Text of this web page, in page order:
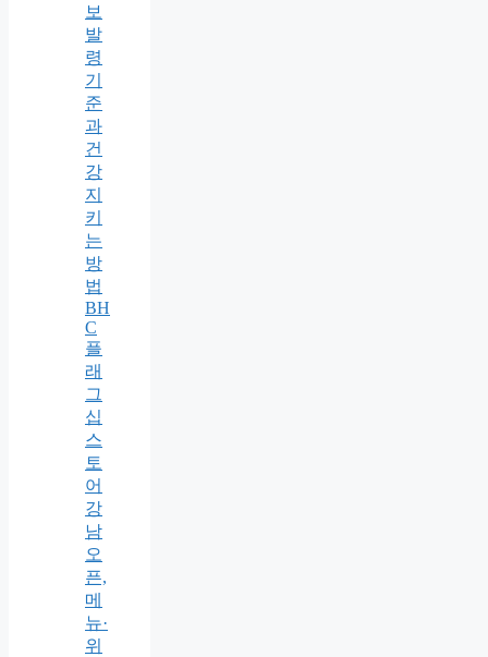
보
발
령
기
준
과
건
강
지
키
는
방
법
BH
C
플
래
그
십
스
토
어
강
남
오
픈,
메
뉴·
위